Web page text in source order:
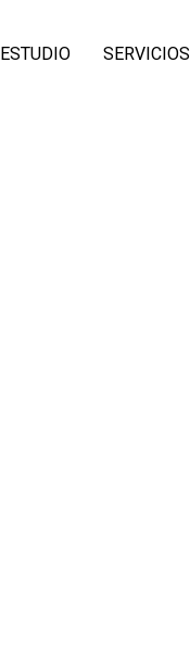
ESTUDIO SERVICIOS